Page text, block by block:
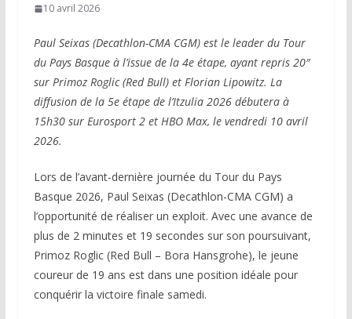
10 avril 2026
Paul Seixas (Decathlon-CMA CGM) est le leader du Tour
du Pays Basque à l’issue de la 4e étape, ayant repris 20″
sur Primoz Roglic (Red Bull) et Florian Lipowitz. La
diffusion de la 5e étape de l’Itzulia 2026 débutera à
15h30 sur Eurosport 2 et HBO Max, le vendredi 10 avril
2026.
Lors de l’avant-dernière journée du Tour du Pays
Basque 2026, Paul Seixas (Decathlon-CMA CGM) a
l’opportunité de réaliser un exploit. Avec une avance de
plus de 2 minutes et 19 secondes sur son poursuivant,
Primoz Roglic (Red Bull – Bora Hansgrohe), le jeune
coureur de 19 ans est dans une position idéale pour
conquérir la victoire finale samedi.